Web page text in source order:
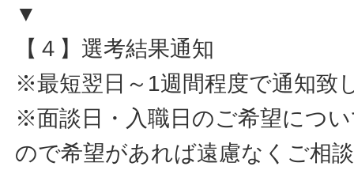
▼
【４】選考結果通知
※最短翌日～1週間程度で通知致
※面談日・入職日のご希望につ
ので希望があれば遠慮なくご相